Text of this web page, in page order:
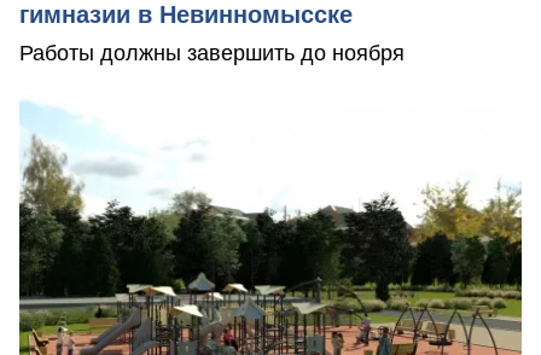
гимназии в Невинномысске
Работы должны завершить до ноября